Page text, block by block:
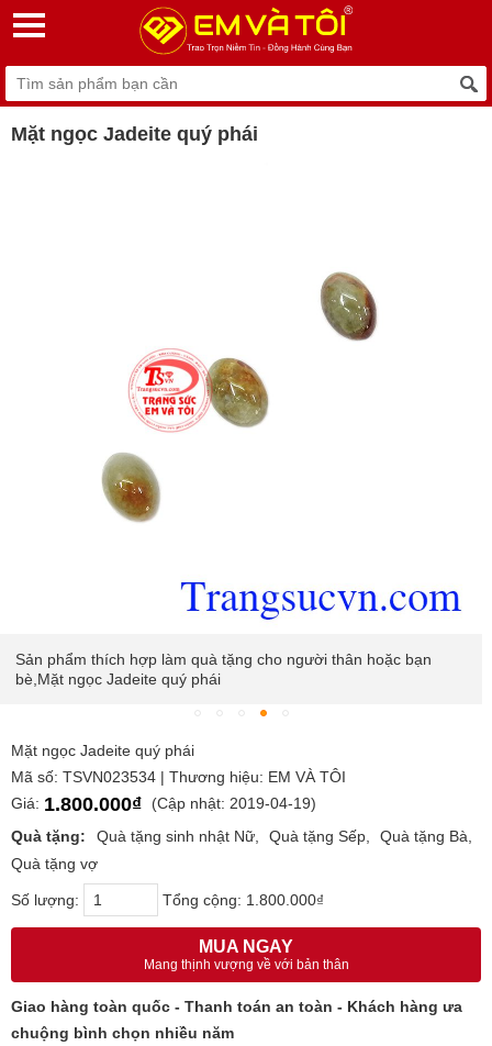
Mặt ngọc Jadeite quý phái
Sản phẩm thích hợp làm quà tặng cho người thân hoặc bạn
bè,Mặt ngọc Jadeite quý phái
Mặt ngọc Jadeite quý phái
Mã số: TSVN023534 | Thương hiệu: EM VÀ TÔI
Giá: 1.800.000₫
(Cập nhật: 2019-04-19)
Quà tặng:
Quà tặng sinh nhật Nữ Quà tặng Sếp
Quà tặng Bà
Quà tặng vợ
Số lượng: Tổng cộng: 1.800.000₫
MUA NGAY
Mang thịnh vượng về với bản thân
Giao hàng toàn quốc - Thanh toán an toàn - Khách hàng ưa
chuộng bình chọn nhiều năm